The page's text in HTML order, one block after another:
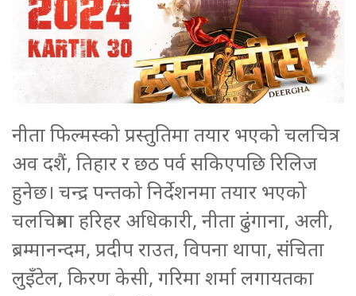
नीता फिल्मस्को प्रस्तुतिमा तयार भएको चलचित्र
अव दशैं, तिहार र छठ पर्व सकिएपछि रिलिज
हुनेछ। चन्द्र पन्तको निर्देशनमा तयार भएको
चलचित्रमा हरिहर अधिकारी, नीता ढुंगाना, अली,
ब्रम्मानन्दम, प्रदीप राउत, विपना थापा, संचिता
लुइँटेल, किरण केसी, गरिमा शर्मा लगायतका